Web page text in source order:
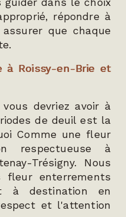
dans le choix
répondre à
que chaque
à Roissy-en-Brie et
devriez avoir à
de deuil est la
Comme une fleur
respectueuse à
Trésigny. Nous
enterrements
à destination en
et l'attention